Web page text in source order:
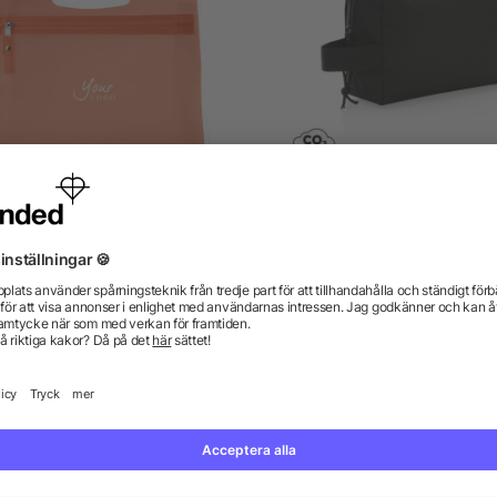
i frostad plast
från 7,25 kr från 21,49 kr
Vi har svaren.